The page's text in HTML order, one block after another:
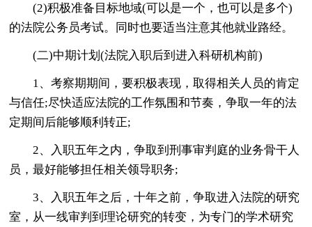
(2)积极准备目标地域(可以是一个，也可以是多个)
的法院公务员考试。同时也要适当注意其他就业路经。
(二)中期计划(法院入职后到进入科研机构前)
1、考察期期间，要积极表现，取得相关人员的肯定
与信任;尽快适应法院的工作氛围和节奏，争取一年的法
定期间后能够顺利转正;
2、入职五年之内，争取到刑事审判庭的业务骨干人
员，最好能够担任相关领导职务;
3、入职五年之后，十年之前，争取进入法院的研究
室，从一线审判到理论研究的转变，为专门的学术研究